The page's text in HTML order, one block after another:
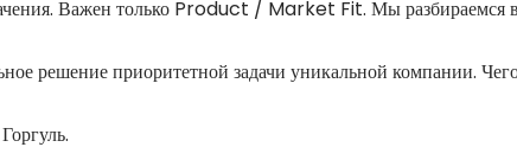
Важен только Product / Market Fit. Мы разбираемся в
решение приоритетной задачи уникальной компании.